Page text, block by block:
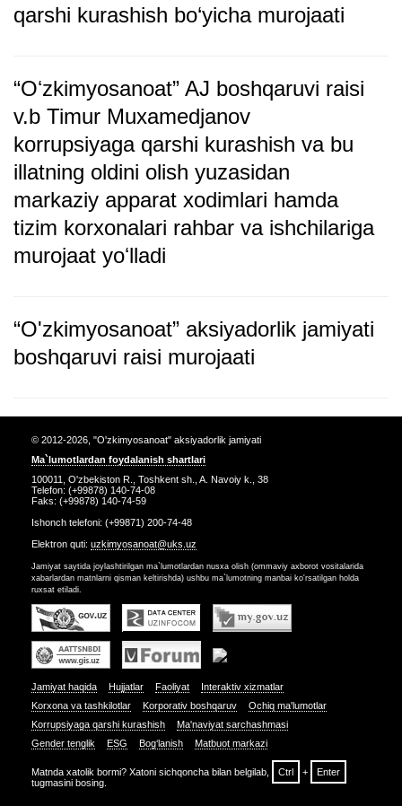
qarshi kurashish bo‘yicha murojaati
“Oʻzkimyosanoat” AJ boshqaruvi raisi
v.b Timur Muxamedjanov
korrupsiyaga qarshi kurashish va bu
illatning oldini olish yuzasidan
markaziy apparat xodimlari hamda
tizim korxonalari rahbar va ishchilariga
murojaat yoʻlladi
“O'zkimyosanoat” aksiyadorlik jamiyati
boshqaruvi raisi murojaati
© 2012-2026, "O'zkimyosanoat" aksiyadorlik jamiyati
Ma`lumotlardan foydalanish shartlari
100011, O'zbekiston R., Toshkent sh., A. Navoiy k., 38
Telefon: (+99878) 140-74-08
Faks: (+99878) 140-74-59
Ishonch telefoni: (+99871) 200-74-48
Elektron quti: uzkimyosanoat@uks.uz
Jamiyat saytida joylashtirilgan ma`lumotlardan nusxa olish (ommaviy axborot vositalarida
xabarlardan matnlarni qisman keltirishda) ushbu ma`lumotning manbai ko'rsatilgan holda
ruxsat etiladi.
Jamiyat haqida Hujjatlar Faoliyat
Interaktiv xizmatlar
Korxona va tashkilotlar
Korporativ boshqaruv
Ochiq ma'lumotlar
Korrupsiyaga qarshi kurashish
Ma'naviyat sarchashmasi
Gender tenglik
ESG Bog‘lanish Matbuot markazi
Matnda xatolik bormi? Xatoni sichqoncha bilan belgilab, Ctrl +
Enter
tugmasini bosing.